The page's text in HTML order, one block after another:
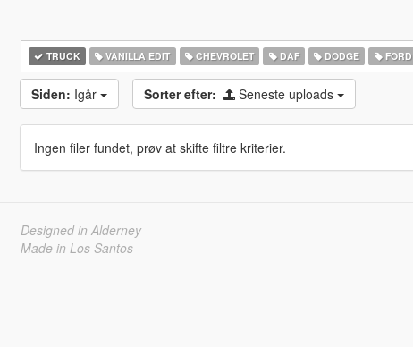
TRUCK VANILLA EDIT CHEVROLET DAF DODGE FORD
Siden: Igår Sorter efter: Seneste uploads
Ingen filer fundet, prøv at skifte filtre kriterier.
Designed in Alderney
Made in Los Santos